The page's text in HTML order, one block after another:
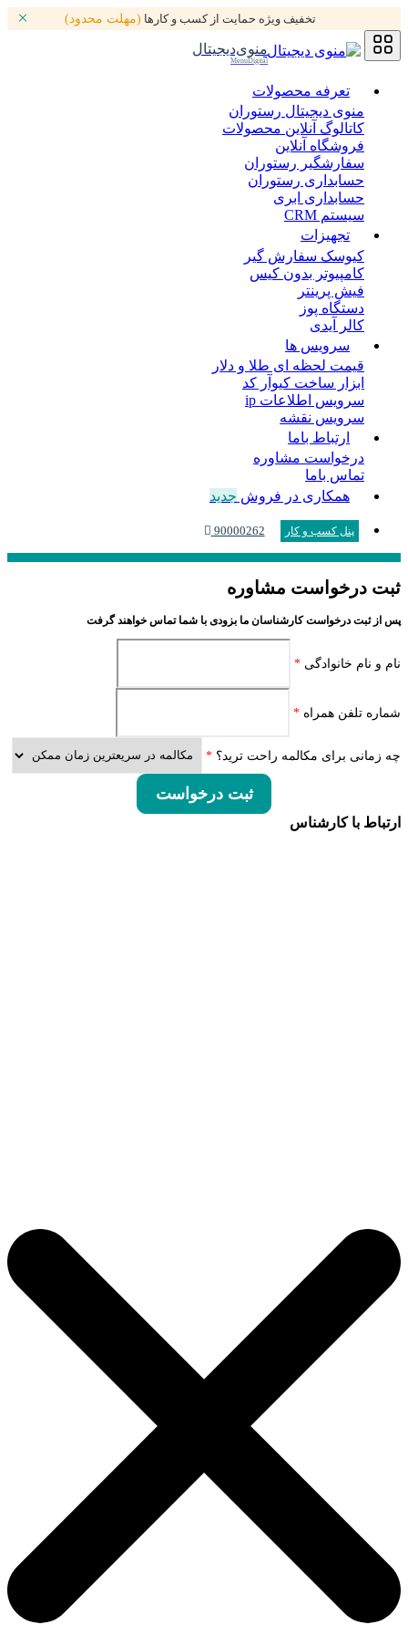
تخفیف ویژه حمایت از کسب و کارها (مهلت محدود)
منوی‌دیجیتال
MenuDigital
تعرفه محصولات
منوی دیجیتال رستوران
کاتالوگ آنلاین محصولات
فروشگاه آنلاین
سفارشگیر رستوران
حسابداری رستوران
حسابداری ابری
سیستم CRM
تجهیزات
کیوسک سفارش گیر
کامپیوتر بدون کیس
فیش پرینتر
دستگاه پوز
کالر آیدی
سرویس ها
قیمت لحظه ای طلا و دلار
ابزار ساخت کیوآر کد
سرویس اطلاعات ip
سرویس نقشه
ارتباط باما
درخواست مشاوره
تماس باما
همکاری در فروش جدید
پنل کسب و کار 90000262
ثبت درخواست مشاوره
پس از ثبت درخواست کارشناسان ما بزودی با شما تماس خواهند گرفت
نام و نام خانوادگی *
شماره تلفن همراه *
چه زمانی برای مکالمه راحت ترید؟ *
ثبت درخواست
ارتباط با کارشناس